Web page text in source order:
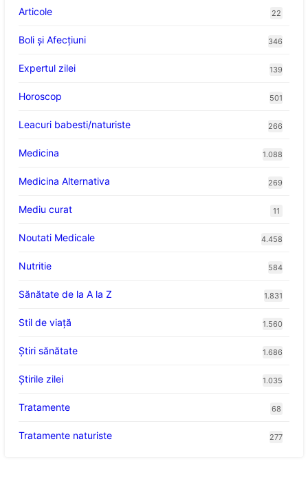
Articole 22
Boli și Afecțiuni 346
Expertul zilei 139
Horoscop 501
Leacuri babesti/naturiste 266
Medicina 1.088
Medicina Alternativa 269
Mediu curat 11
Noutati Medicale 4.458
Nutritie 584
Sănătate de la A la Z 1.831
Stil de viaţă 1.560
Ştiri sănătate 1.686
Știrile zilei 1.035
Tratamente 68
Tratamente naturiste 277